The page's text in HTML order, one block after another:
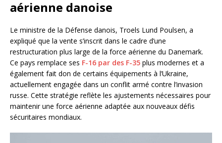
aérienne danoise
Le ministre de la Défense danois, Troels Lund Poulsen, a
expliqué que la vente s’inscrit dans le cadre d’une
restructuration plus large de la force aérienne du Danemark.
Ce pays remplace ses F-16 par des F-35 plus modernes et a
également fait don de certains équipements à l’Ukraine,
actuellement engagée dans un conflit armé contre l’invasion
russe. Cette stratégie reflète les ajustements nécessaires pour
maintenir une force aérienne adaptée aux nouveaux défis
sécuritaires mondiaux.